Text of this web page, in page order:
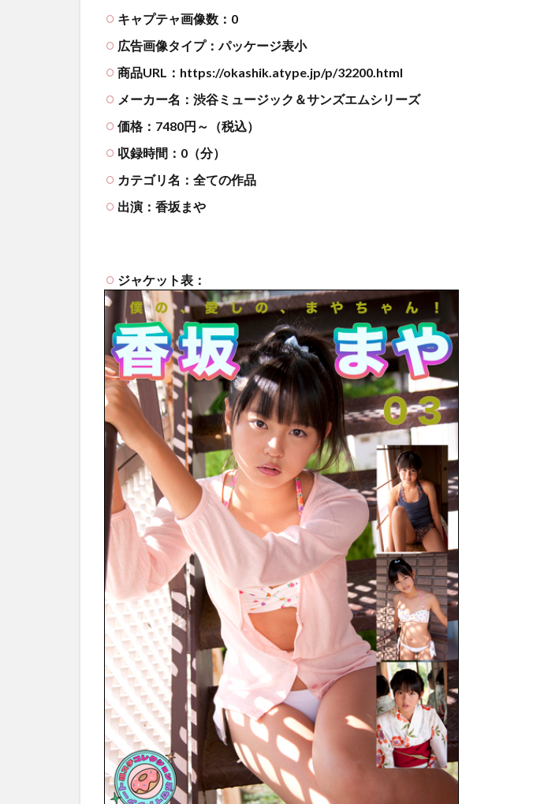
キャプテャ画像数：0
広告画像タイプ：パッケージ表小
商品URL：https://okashik.atype.jp/p/32200.html
メーカー名：渋谷ミュージック＆サンズエムシリーズ
価格：7480円～（税込）
収録時間：0（分）
カテゴリ名：全ての作品
出演：香坂まや
ジャケット表：